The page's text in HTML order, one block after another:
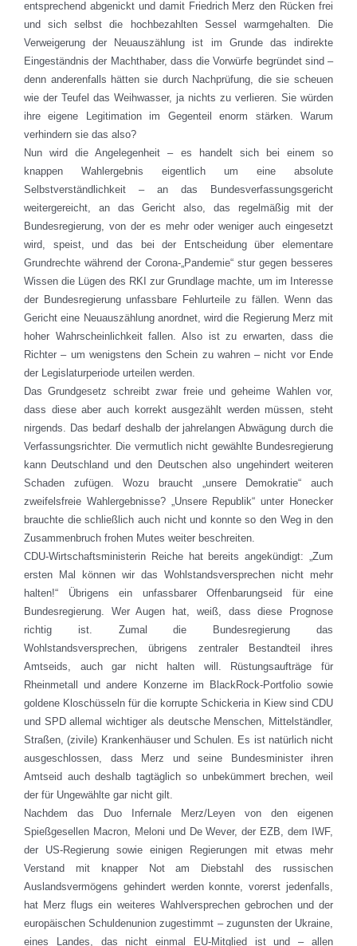
entsprechend abgenickt und damit Friedrich Merz den Rücken frei
und sich selbst die hochbezahlten Sessel warmgehalten. Die
Verweigerung der Neuauszählung ist im Grunde das indirekte
Eingeständnis der Machthaber, dass die Vorwürfe begründet sind –
denn anderenfalls hätten sie durch Nachprüfung, die sie scheuen
wie der Teufel das Weihwasser, ja nichts zu verlieren. Sie würden
ihre eigene Legitimation im Gegenteil enorm stärken. Warum
verhindern sie das also?
Nun wird die Angelegenheit – es handelt sich bei einem so
knappen Wahlergebnis eigentlich um eine absolute
Selbstverständlichkeit – an das Bundesverfassungsgericht
weitergereicht, an das Gericht also, das regelmäßig mit der
Bundesregierung, von der es mehr oder weniger auch eingesetzt
wird, speist, und das bei der Entscheidung über elementare
Grundrechte während der Corona-„Pandemie“ stur gegen besseres
Wissen die Lügen des RKI zur Grundlage machte, um im Interesse
der Bundesregierung unfassbare Fehlurteile zu fällen. Wenn das
Gericht eine Neuauszählung anordnet, wird die Regierung Merz mit
hoher Wahrscheinlichkeit fallen. Also ist zu erwarten, dass die
Richter – um wenigstens den Schein zu wahren – nicht vor Ende
der Legislaturperiode urteilen werden.
Das Grundgesetz schreibt zwar freie und geheime Wahlen vor,
dass diese aber auch korrekt ausgezählt werden müssen, steht
nirgends. Das bedarf deshalb der jahrelangen Abwägung durch die
Verfassungsrichter. Die vermutlich nicht gewählte Bundesregierung
kann Deutschland und den Deutschen also ungehindert weiteren
Schaden zufügen. Wozu braucht „unsere Demokratie“ auch
zweifelsfreie Wahlergebnisse? „Unsere Republik“ unter Honecker
brauchte die schließlich auch nicht und konnte so den Weg in den
Zusammenbruch frohen Mutes weiter beschreiten.
CDU-Wirtschaftsministerin Reiche hat bereits angekündigt: „Zum
ersten Mal können wir das Wohlstandsversprechen nicht mehr
halten!“ Übrigens ein unfassbarer Offenbarungseid für eine
Bundesregierung. Wer Augen hat, weiß, dass diese Prognose
richtig ist. Zumal die Bundesregierung das
Wohlstandsversprechen, übrigens zentraler Bestandteil ihres
Amtseids, auch gar nicht halten will. Rüstungsaufträge für
Rheinmetall und andere Konzerne im BlackRock-Portfolio sowie
goldene Kloschüsseln für die korrupte Schickeria in Kiew sind CDU
und SPD allemal wichtiger als deutsche Menschen, Mittelständler,
Straßen, (zivile) Krankenhäuser und Schulen. Es ist natürlich nicht
ausgeschlossen, dass Merz und seine Bundesminister ihren
Amtseid auch deshalb tagtäglich so unbekümmert brechen, weil
der für Ungewählte gar nicht gilt.
Nachdem das Duo Infernale Merz/Leyen von den eigenen
Spießgesellen Macron, Meloni und De Wever, der EZB, dem IWF,
der US-Regierung sowie einigen Regierungen mit etwas mehr
Verstand mit knapper Not am Diebstahl des russischen
Auslandsvermögens gehindert werden konnte, vorerst jedenfalls,
hat Merz flugs ein weiteres Wahlversprechen gebrochen und der
europäischen Schuldenunion zugestimmt – zugunsten der Ukraine,
eines Landes, das nicht einmal EU-Mitglied ist und – allen